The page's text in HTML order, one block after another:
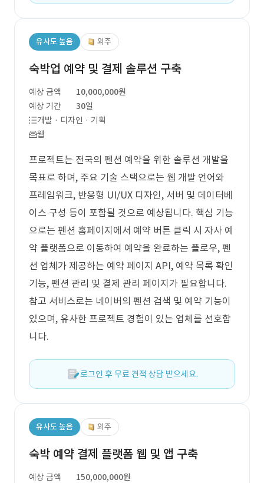
유사도 높음 외주
숙박업 예약 및 결제 솔루션 구축
예상 금액
10,000,000원
예상 기간
30일
개발 · 디자인 · 기획
웹
프로젝트는 전국의 펜션 예약을 위한 솔루션 개발을
목표로 하며, 주요 기술 스택으로는 웹 개발 언어와
프레임워크, 반응형 UI/UX 디자인, 서버 및 데이터베
이스 구성 등이 포함될 것으로 예상됩니다. 핵심 기능
으로는 펜션 홈페이지에서 예약 버튼 클릭 시 자사 예
약 플랫폼으로 이동하여 예약을 완료하는 플로우, 펜
션 업체가 제공하는 예약 페이지 API, 예약 목록 확인
기능, 펜션 관리 및 결제 관리 페이지가 필요합니다.
참고 서비스로는 네이버의 펜션 검색 및 예약 기능이
있으며, 유사한 프로젝트 경험이 있는 업체를 선호합
니다.
로그인 후 무료 견적 상담 받으세요.
유사도 높음 외주
숙박 예약 결제 플랫폼 웹 및 앱 구축
예상 금액
150,000,000원